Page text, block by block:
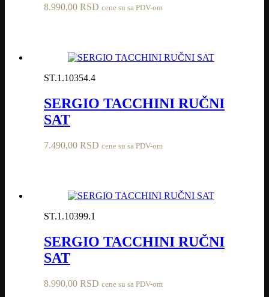
8.990,00 RSD cene su sa PDV-om
ST.1.10354.4
SERGIO TACCHINI RUČNI
SAT
7.490,00 RSD cene su sa PDV-om
ST.1.10399.1
SERGIO TACCHINI RUČNI
SAT
8.990,00 RSD cene su sa PDV-om